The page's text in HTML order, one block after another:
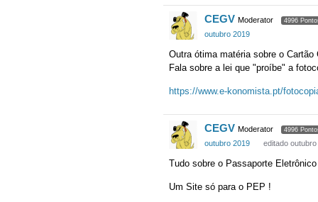
CEGV Moderator 4996
outubro 2019
Outra ótima matéria sobre o Cartão
Fala sobre a lei que "proíbe" a
https://www.e-konomista.pt/
CEGV Moderator 4996
outubro 2019 editado
Tudo sobre o Passaporte
Um Site só para o PEP !